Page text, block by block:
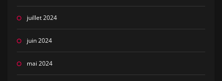
juillet 2024
juin 2024
mai 2024